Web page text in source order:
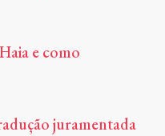
e como
juramentada